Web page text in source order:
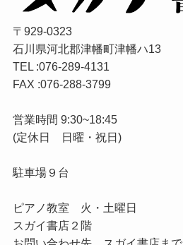
〒929-0323
石川県河北郡津幡町津幡ハ13
TEL :076-289-4131
FAX :076-288-3799
営業時間 9:30~18:45
(定休日 日曜・祝日)
駐車場９台
ピアノ教室 火・土曜日
スガイ書店２階